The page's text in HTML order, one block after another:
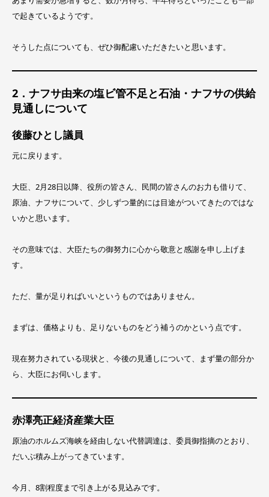
で起きているようです。
そうした点についても、ぜひ御配慮いただきたいと思います。
2．ナフサ由来の塩ビ管不足と石油・ナフサの供給
見通しについて
後藤ひとし議員
元に戻ります。
大臣、2月28日以降、役所の皆さん、民間の皆さんのお力も借りて、
原油、ナフサについて、少しずつ量的には目途がついてきたのではな
いかと思います。
その意味では、大臣たちの御努力に心から敬意と感謝を申し上げま
す。
ただ、量が足りればいいというものではありません。
まずは、価格よりも、足りないものをどう補うのかという点です。
現在努力されている現状と、今後の見通しについて、まず量の部分か
ら、大臣にお伺いします。
赤澤亮正経済産業大臣
原油のホルムズ海峡を経由しない代替調達は、委員御指摘のとおり、
だいぶ積み上がってきています。
今月、8割程度まで引き上がる見込みです。